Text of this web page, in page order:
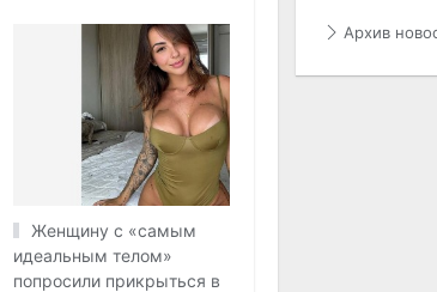
Женщину с «самым
идеальным телом»
попросили прикрыться в
Архив